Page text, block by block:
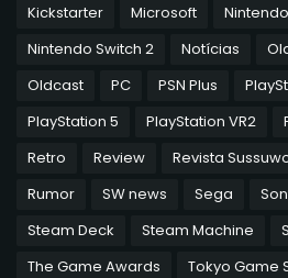
Kickstarter
Microsoft Nintendo
Nintendo Switch 2
Notícias
Oldcast
PC PSN Plus
PlayStation 5
PlayStation VR2
Retro
Review Revista
Rumor
SW news Sega
Steam Deck
Steam Machine
The Game Awards
Tokyo Game